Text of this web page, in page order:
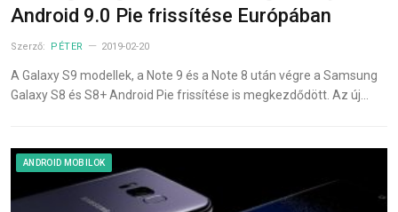
Android 9.0 Pie frissítése Európában
Szerző: PÉTER 2019-02-20
A Galaxy S9 modellek, a Note 9 és a Note 8 után végre a Samsung
Galaxy S8 és S8+ Android Pie frissítése is megkezdődött. Az új…
ANDROID MOBILOK